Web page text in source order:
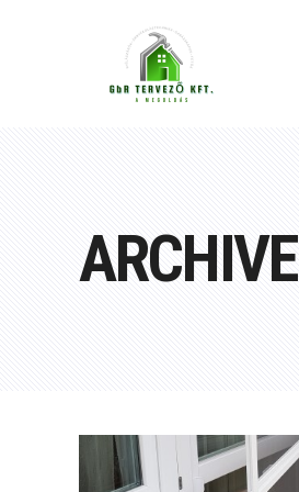
ARCHIVE